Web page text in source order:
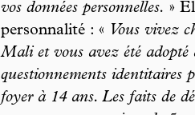
vos données personnelles. »
personnalité : « Vous vivez
Mali et vous avez été adopté
questionnements identitaires
foyer à 14 ans. Les faits de